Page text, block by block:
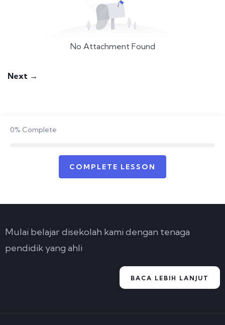
No Attachment Found
Next →
0% Complete
COMPLETE LESSON
Mulai belajar disekolah kami dengan tenaga
pendidik yang ahli
BACA LEBIH LANJUT